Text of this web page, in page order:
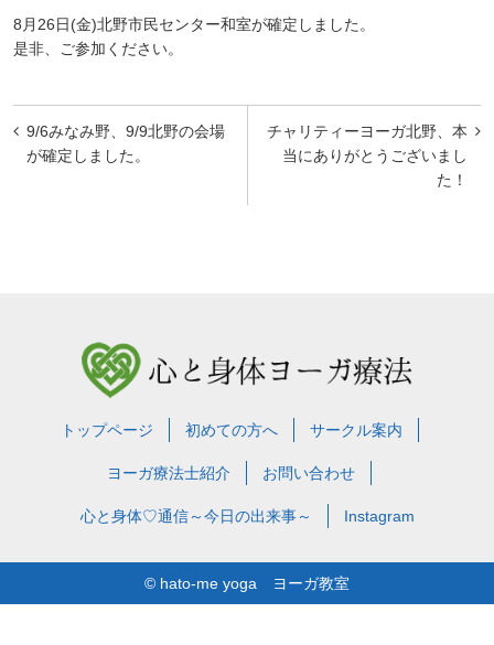
8月26日(金)北野市民センター和室が確定しました。
是非、ご参加ください。
投
稿
チャリティーヨーガ北野、本
当にありがとうございまし
た！
9/6みなみ野、9/9北野の会場
が確定しました。
トップページ 初めての方へ サークル案内
ヨーガ療法士紹介 お問い合わせ
心と身体♡通信～今日の出来事～ Instagram
© hato-me yoga ヨーガ教室